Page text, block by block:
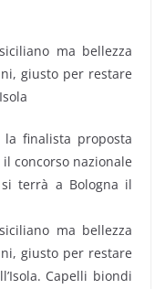
ma bellezza
giusto per restare
finalista proposta
concorso nazionale
terrà a Bologna il
ma bellezza
giusto per restare
Capelli biondi